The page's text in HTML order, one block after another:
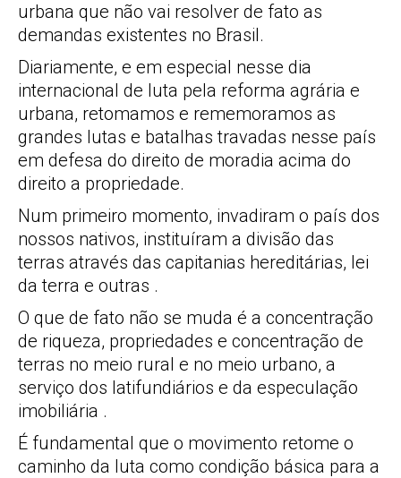
urbana que não vai resolver de fato as
demandas existentes no Brasil.
Diariamente, e em especial nesse dia
internacional de luta pela reforma agrária e
urbana, retomamos e rememoramos as
grandes lutas e batalhas travadas nesse país
em defesa do direito de moradia acima do
direito a propriedade.
Num primeiro momento, invadiram o país dos
nossos nativos, instituíram a divisão das
terras através das capitanias hereditárias, lei
da terra e outras .
O que de fato não se muda é a concentração
de riqueza, propriedades e concentração de
terras no meio rural e no meio urbano, a
serviço dos latifundiários e da especulação
imobiliária .
É fundamental que o movimento retome o
caminho da luta como condição básica para a